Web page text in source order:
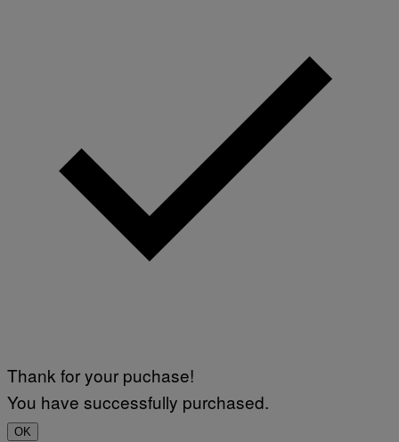
Thank for your puchase!
You have successfully purchased.
OK